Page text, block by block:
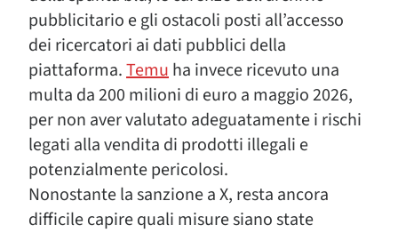
pubblicitario e gli ostacoli posti all’accesso
dei ricercatori ai dati pubblici della
piattaforma.Temuha invece ricevuto una
multa da 200 milioni di euro a maggio 2026,
per non aver valutato adeguatamente i rischi
legati alla vendita di prodotti illegali e
potenzialmente pericolosi.
Nonostante la sanzione a X, resta ancora
difficile capire quali misure siano state